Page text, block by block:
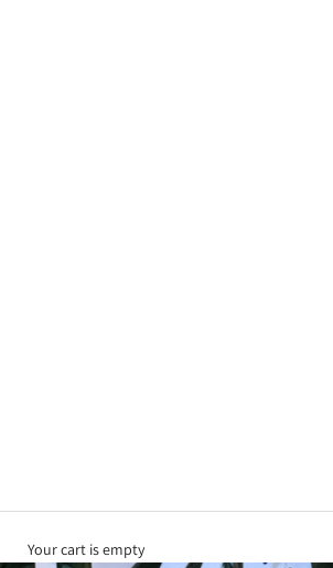
Your cart is empty